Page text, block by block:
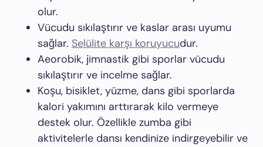
olur.
Vücudu sıkılaştırır ve kaslar arası uyumu
sağlar. Selülite karşı koruyucudur.
Aeorobik, jimnastik gibi sporlar vücudu
sıkılaştırır ve incelme sağlar.
Koşu, bisiklet, yüzme, dans gibi sporlarda
kalori yakımını arttırarak kilo vermeye
destek olur. Özellikle zumba gibi
aktivitelerle dansı kendinize indirgeyebilir ve